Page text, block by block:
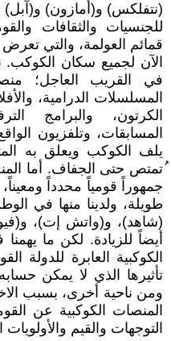
(نتفلكس) و(أمازون) و(آبل)
للجنسيات والثقافات
قمائم العولمة، والتي تعرض
الآن لجميع سكان الكوكب.
في القريب العاجل؛
المسلسلات الدرامية،
الكرتون، والبرامج
المسابقات، وتلفزيون
يلف الكوكب ويعلق به
ُتمتص حتى الجفاف. أما
جمهوراً قومياً محدداً
طويلة، ولدينا منها في
(شاهد)، و(واتش إت)،
أيضاً للزيادة. لكن ما
الكوكبية العابرة للدولة
تأثيرها الذي لا يمكن
ومن ناحية أخرى، بسبب
المنصات الكوكبية عن
التوجهات والقيم